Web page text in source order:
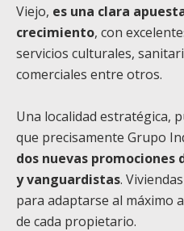
Viejo, es una clara
crecimiento, con
servicios culturales,
comerciales entre otros.
Una localidad estratégica,
que precisamente Grupo
dos nuevas promociones
y vanguardistas.
para adaptarse al máximo
de cada propietario.